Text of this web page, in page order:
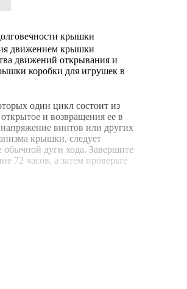
крышки
движением крышки
движений открывания и
коробки для игрушек в
один цикл состоит из
и возвращения ее в
винтов или других
крышки, следует
обычной дуги хода. Завершите
72 часов, а затем проверьте